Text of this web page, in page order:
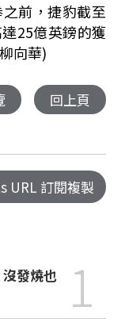
前，捷豹截至
25億英鎊的獲
向華)
回上頁
URL 訂閱複製
1